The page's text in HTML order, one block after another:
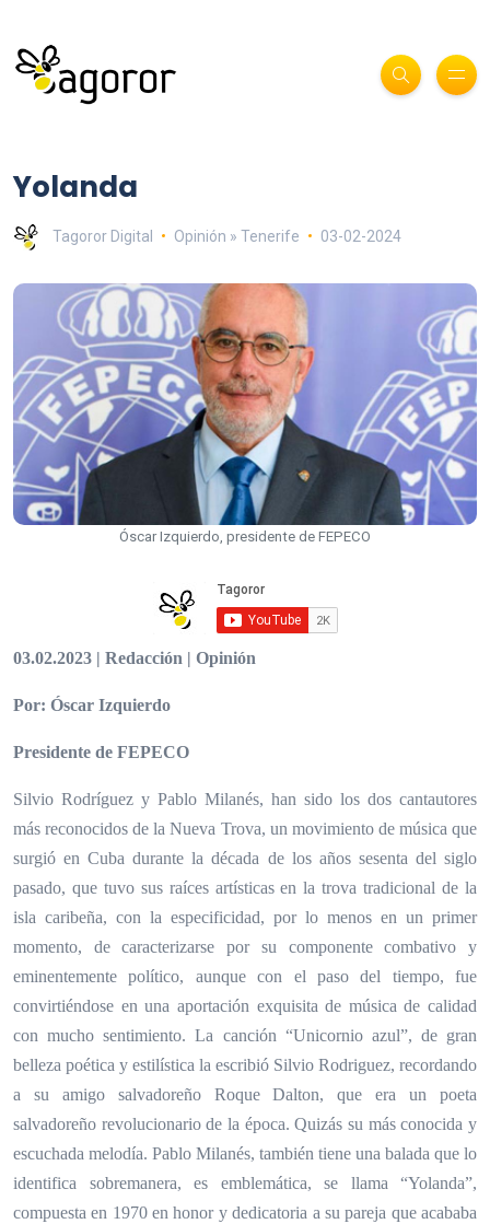
Yolanda
Tagoror Digital Opinión » Tenerife 03-02-2024
Óscar Izquierdo, presidente de FEPECO
03.02.2023 | Redacción | Opinión
Por: Óscar Izquierdo
Presidente de FEPECO
Silvio Rodríguez y Pablo Milanés, han sido los dos cantautores
más reconocidos de la Nueva Trova, un movimiento de música que
surgió en Cuba durante la década de los años sesenta del siglo
pasado, que tuvo sus raíces artísticas en la trova tradicional de la
isla caribeña, con la especificidad, por lo menos en un primer
momento, de caracterizarse por su componente combativo y
eminentemente político, aunque con el paso del tiempo, fue
convirtiéndose en una aportación exquisita de música de calidad
con mucho sentimiento. La canción “Unicornio azul”, de gran
belleza poética y estilística la escribió Silvio Rodriguez, recordando
a su amigo salvadoreño Roque Dalton, que era un poeta
salvadoreño revolucionario de la época. Quizás su más conocida y
escuchada melodía. Pablo Milanés, también tiene una balada que lo
identifica sobremanera, es emblemática, se llama “Yolanda”,
compuesta en 1970 en honor y dedicatoria a su pareja que acababa